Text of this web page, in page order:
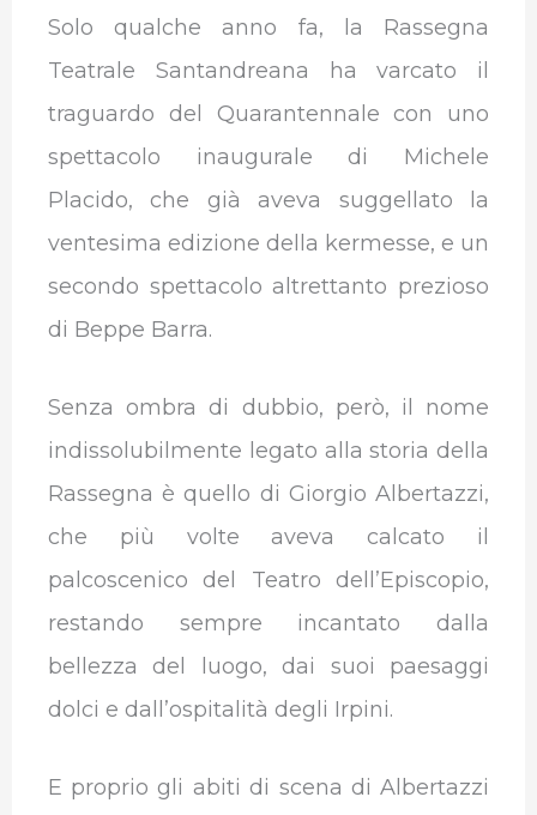
Solo qualche anno fa, la Rassegna
Teatrale Santandreana ha varcato il
traguardo del Quarantennale con uno
spettacolo inaugurale di Michele
Placido, che già aveva suggellato la
ventesima edizione della kermesse, e un
secondo spettacolo altrettanto prezioso
di Beppe Barra.
Senza ombra di dubbio, però, il nome
indissolubilmente legato alla storia della
Rassegna è quello di Giorgio Albertazzi,
che più volte aveva calcato il
palcoscenico del Teatro dell’Episcopio,
restando sempre incantato dalla
bellezza del luogo, dai suoi paesaggi
dolci e dall’ospitalità degli Irpini.
E proprio gli abiti di scena di Albertazzi